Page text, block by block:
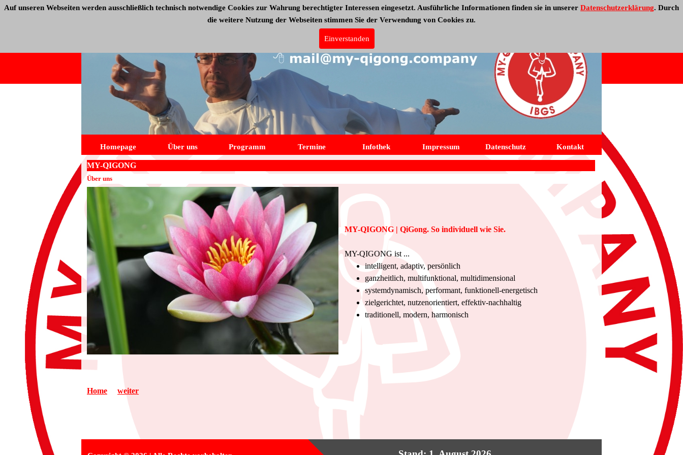
Auf unseren Webseiten werden ausschließlich technisch notwendige Cookies zur Wahrung berechtigter Interessen eingesetzt. Ausführliche Informationen finden sie in unserer Datenschutzerklärung. Durch
die weitere Nutzung der Webseiten stimmen Sie der Verwendung von Cookies zu.
Einverstanden
Homepage Über uns Programm Termine Infothek Impressum Datenschutz Kontakt
MY-QIGONG
Über uns
MY-QIGONG | QiGong. So individuell wie Sie.
MY-QIGONG ist ...
intelligent, adaptiv, persönlich
ganzheitlich, multifunktional, multidimensional
systemdynamisch, performant, funktionell-energetisch
zielgerichtet, nutzenorientiert, effektiv-nachhaltig
traditionell, modern, harmonisch
Home weiter